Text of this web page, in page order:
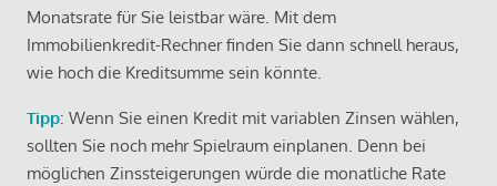
Monatsrate für Sie leistbar wäre. Mit dem
Immobilienkredit-Rechner finden Sie dann schnell heraus,
wie hoch die Kreditsumme sein könnte.
Tipp: Wenn Sie einen Kredit mit variablen Zinsen wählen,
sollten Sie noch mehr Spielraum einplanen. Denn bei
möglichen Zinssteigerungen würde die monatliche Rate